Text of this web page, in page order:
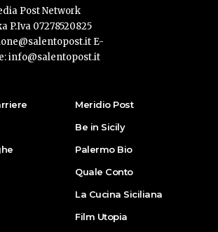
Post Network
P.Iva 07278520825
E-
info@salentopost.it
Meridio Post
Be in Sicily
Palermo Bio
Quale Conto
La Cucina Siciliana
Film Utopia